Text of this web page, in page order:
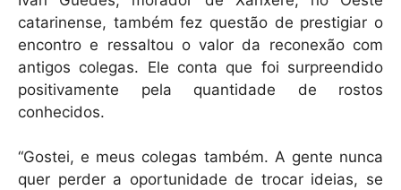
catarinense, também fez questão de prestigiar o
encontro e ressaltou o valor da reconexão com
antigos colegas. Ele conta que foi surpreendido
positivamente pela quantidade de rostos
conhecidos.
“Gostei, e meus colegas também. A gente nunca
quer perder a oportunidade de trocar ideias, se